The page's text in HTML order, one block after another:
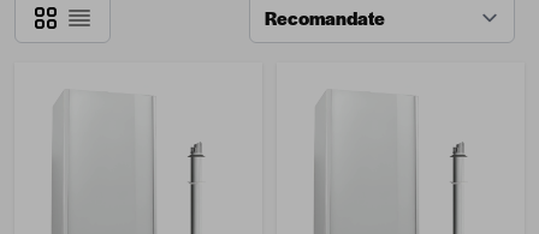
Grilă
Listă